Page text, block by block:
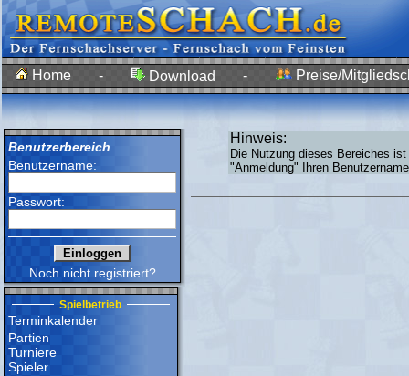
Home - Download - Preise/
Benutzerbereich
Benutzername:
Passwort:
Noch nicht registriert?
Spielbetrieb
Terminkalender
Partien
Turniere
Spieler
Hinweis:
Die Nutzung dieses Bereiches
"Anmeldung" Ihren